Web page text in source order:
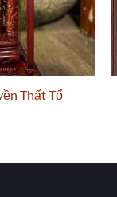
Thất Tổ